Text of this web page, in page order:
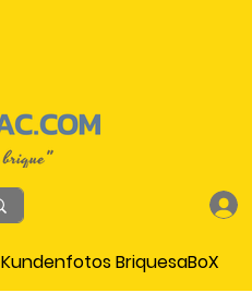
Kundenfotos BriquesaBoX